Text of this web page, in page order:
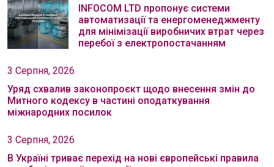
INFOCOM LTD пропонує системи
автоматизації та енергоменеджменту
для мінімізації виробничих втрат через
перебої з електропостачанням
3 Серпня, 2026
Уряд схвалив законопроєкт щодо внесення змін до
Митного кодексу в частині оподаткування
міжнародних посилок
3 Серпня, 2026
В Україні триває перехід на нові європейські правила